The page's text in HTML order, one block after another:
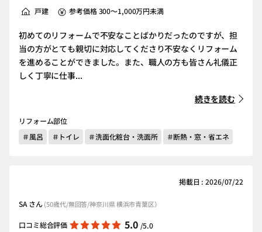
戸建 参考価格 300～1,000万円未満
初めてのリフォームで不安なことばかりだったのですが、担
当の方がとても親切に対応してくださり不安なくリフォーム
を進めることができました。また、職人の方も皆さん礼儀正
しく丁寧に仕事...
続きを読む
リフォーム部位
＃風呂
＃トイレ ＃洗面化粧台・洗面所 ＃断熱・窓・省エネ
掲載日 : 2026/07/22
SA さん(50歳代/無回答/神奈川県 横浜市青葉区）
口コミ総合評価 5.0 /5.0